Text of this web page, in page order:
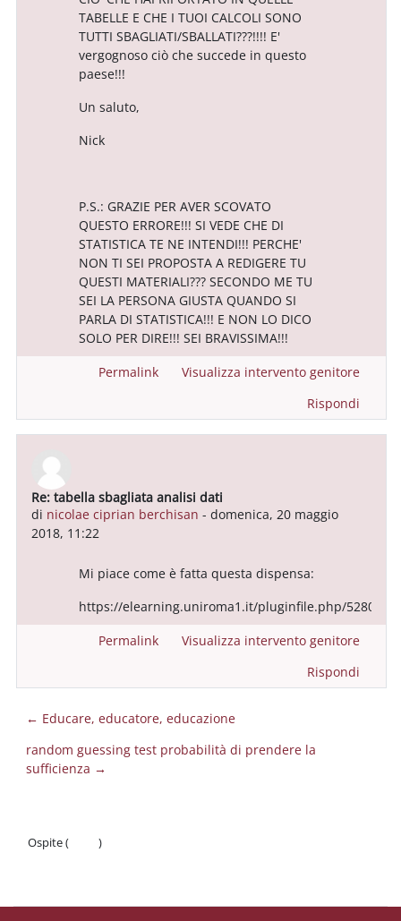
TABELLE E CHE I TUOI CALCOLI SONO
TUTTI SBAGLIATI/SBALLATI???!!!! E'
vergognoso ciò che succede in questo
paese!!!
Un saluto,
Nick
P.S.: GRAZIE PER AVER SCOVATO
QUESTO ERRORE!!! SI VEDE CHE DI
STATISTICA TE NE INTENDI!!! PERCHE'
NON TI SEI PROPOSTA A REDIGERE TU
QUESTI MATERIALI??? SECONDO ME TU
SEI LA PERSONA GIUSTA QUANDO SI
PARLA DI STATISTICA!!! E NON LO DICO
SOLO PER DIRE!!! SEI BRAVISSIMA!!!
Permalink
Visualizza intervento genitore
Rispondi
In riposta a Utente eliminato
Re: tabella sbagliata analisi dati
di nicolae ciprian berchisan -domenica, 20 maggio
2018, 11:22
Mi piace come è fatta questa dispensa:
https://elearning.uniroma1.it/pluginfile.php/528078/
Permalink
Visualizza intervento genitore
Rispondi
← Educare, educatore, educazione
random guessing test probabilità di prendere la
sufficienza →
Ospite (
)